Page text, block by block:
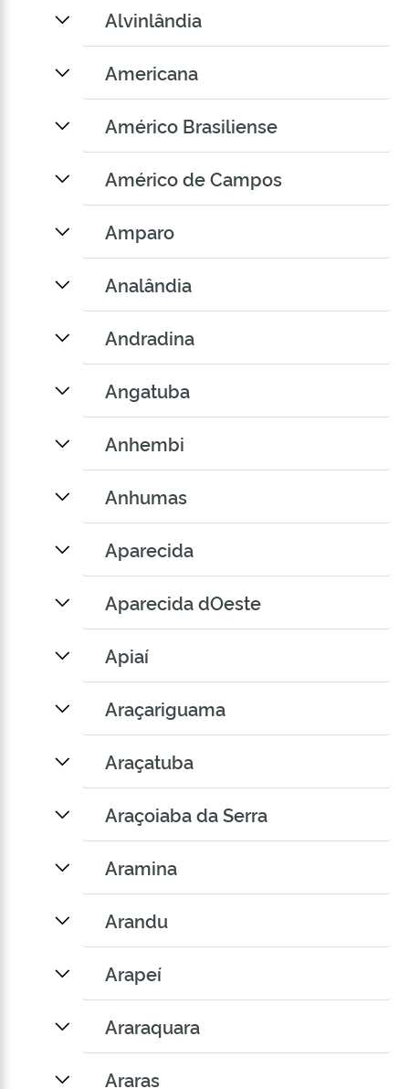
Alvinlândia
Americana
Américo Brasiliense
Américo de Campos
Amparo
Analândia
Andradina
Angatuba
Anhembi
Anhumas
Aparecida
Aparecida dOeste
Apiaí
Araçariguama
Araçatuba
Araçoiaba da Serra
Aramina
Arandu
Arapeí
Araraquara
Araras